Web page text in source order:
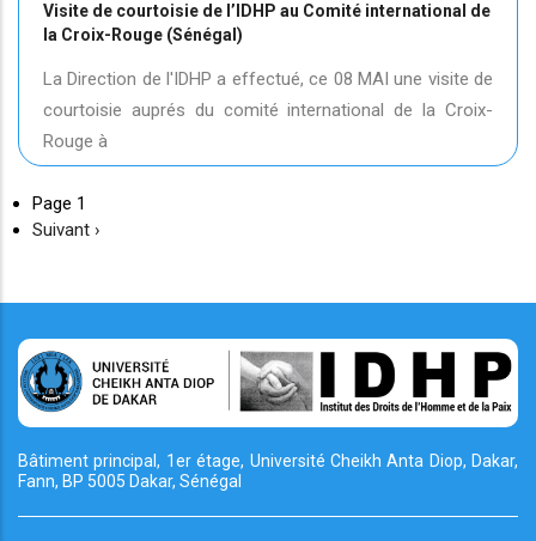
Visite de courtoisie de l’IDHP au Comité international de
la Croix-Rouge (Sénégal)
La Direction de l'IDHP a effectué, ce 08 MAI une visite de
courtoisie auprés du comité international de la Croix-
Rouge à
Page 1
Page
Suivant ›
Bâtiment principal, 1er étage, Université CheikhAnta Diop, Dakar,
Fann, BP 5005 Dakar, Sénégal